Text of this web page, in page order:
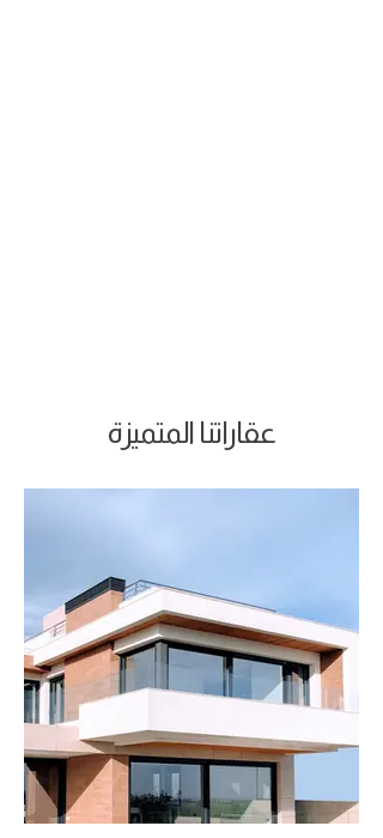
عقاراتنا المتميزة